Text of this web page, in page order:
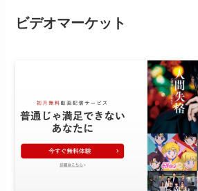
ビデオマーケット